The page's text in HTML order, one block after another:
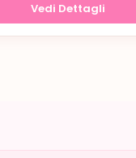
Vedi Dettagli